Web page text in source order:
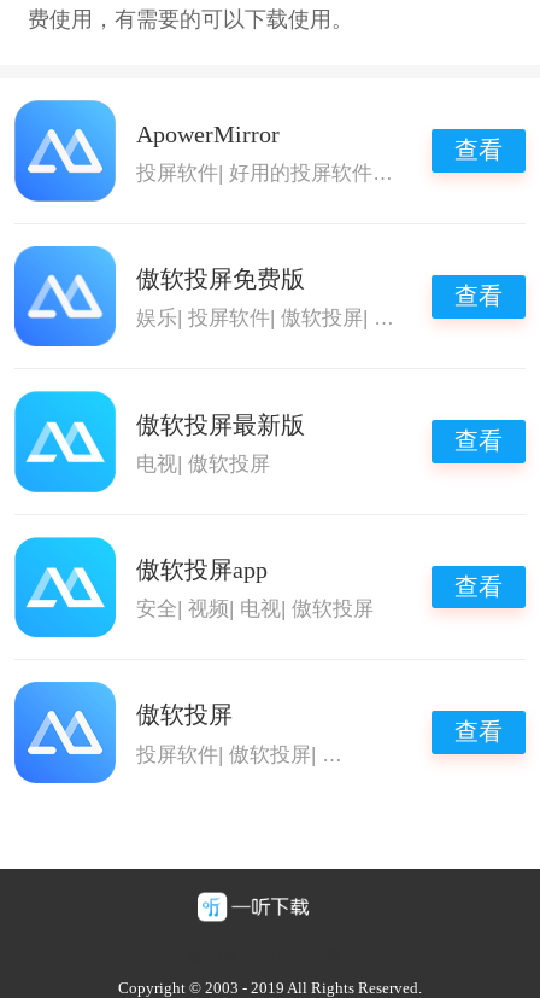
费使用，有需要的可以下载使用。
ApowerMirror
投屏软件|好用的投屏软件|傲软投屏
查看
傲软投屏免费版
娱乐 |投屏软件 |傲软投屏 可以投屏的影视
查看
傲软投屏最新版
电视|傲软投屏
查看
傲软投屏app
安全 |视频 电视 |傲软投屏
查看
傲软投屏
投屏软件|傲软投屏| 可以投屏的影视软件
查看
Copyright © 2003 - 2019 All Rights Reserved.